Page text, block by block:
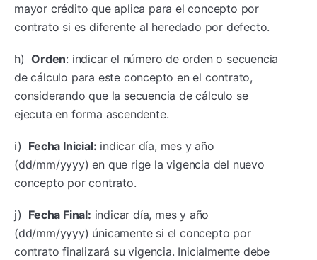
mayor crédito que aplica para el concepto por
contrato si es diferente al heredado por defecto.
h)Orden: indicar el número de orden o secuencia
de cálculo para este concepto en el contrato,
considerando que la secuencia de cálculo se
ejecuta en forma ascendente.
i) Fecha Inicial: indicar día, mes y año
(dd/mm/yyyy) en que rige la vigencia del nuevo
concepto por contrato.
j) Fecha Final: indicar día, mes y año
(dd/mm/yyyy) únicamente si el concepto por
contrato finalizará su vigencia. Inicialmente debe